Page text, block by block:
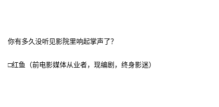
你有多久没听见影院里响起掌声了？
□红鱼（前电影媒体从业者，现编剧，终身影迷）